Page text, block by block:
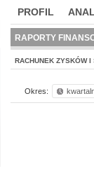
PROFIL
BR LAB
RAPORTY
RACHUNEK ZYSKÓW I
Okres: